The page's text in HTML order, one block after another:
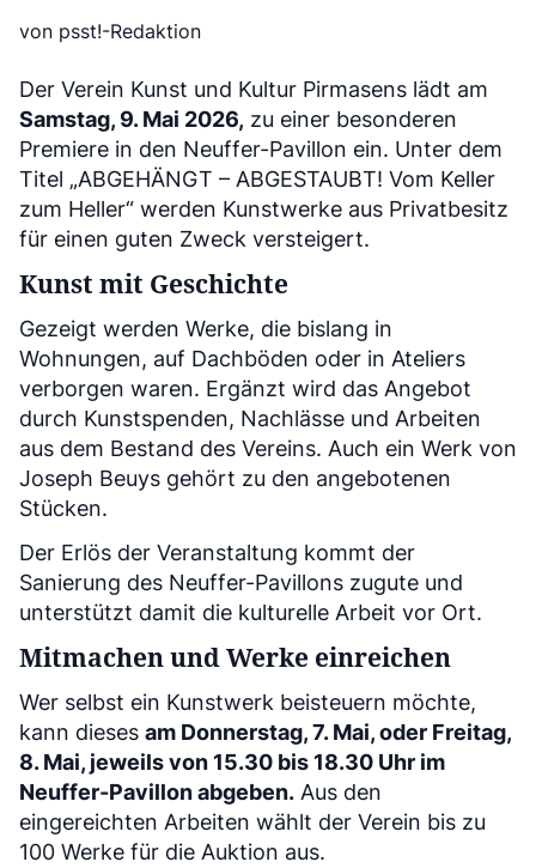
von psst!-Redaktion
Der Verein Kunst und Kultur Pirmasens lädt am
Samstag, 9. Mai 2026, zu einer besonderen
Premiere in den Neuffer-Pavillon ein. Unter dem
Titel „ABGEHÄNGT – ABGESTAUBT! Vom Keller
zum Heller“ werden Kunstwerke aus Privatbesitz
für einen guten Zweck versteigert.
Kunst mit Geschichte
Gezeigt werden Werke, die bislang in
Wohnungen, auf Dachböden oder in Ateliers
verborgen waren. Ergänzt wird das Angebot
durch Kunstspenden, Nachlässe und Arbeiten
aus dem Bestand des Vereins. Auch ein Werk von
Joseph Beuys gehört zu den angebotenen
Stücken.
Der Erlös der Veranstaltung kommt der
Sanierung des Neuffer-Pavillons zugute und
unterstützt damit die kulturelle Arbeit vor Ort.
Mitmachen und Werke einreichen
Wer selbst ein Kunstwerk beisteuern möchte,
kann dieses am Donnerstag, 7. Mai, oder Freitag,
8. Mai, jeweils von 15.30 bis 18.30 Uhr im
Neuffer-Pavillon abgeben. Aus den
eingereichten Arbeiten wählt der Verein bis zu
100 Werke für die Auktion aus.